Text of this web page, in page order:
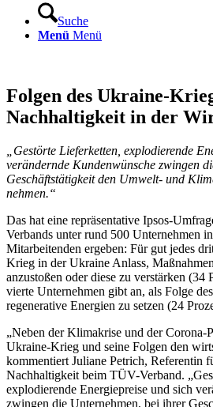
Suche
Menü Menü
Folgen des Ukraine-
Nachhaltigkeit in der
„Gestörte Lieferketten, explodierende
verändernde Kundenwünsche zwingen
Geschäftstätigkeit den Umwelt- und
nehmen.“
Das hat eine repräsentative Ipsos-
Verbands unter rund 500 Unternehmen
Mitarbeitenden ergeben: Für gut jedes
Krieg in der Ukraine Anlass,
anzustoßen oder diese zu verstärken (34
vierte Unternehmen gibt an, als Folge
regenerative Energien zu setzen (24
„Neben der Klimakrise und der Corona-
Ukraine-Krieg und seine Folgen den
kommentiert Juliane Petrich, Referentin
Nachhaltigkeit beim TÜV-Verband.
explodierende Energiepreise und sich
zwingen die Unternehmen, bei ihrer